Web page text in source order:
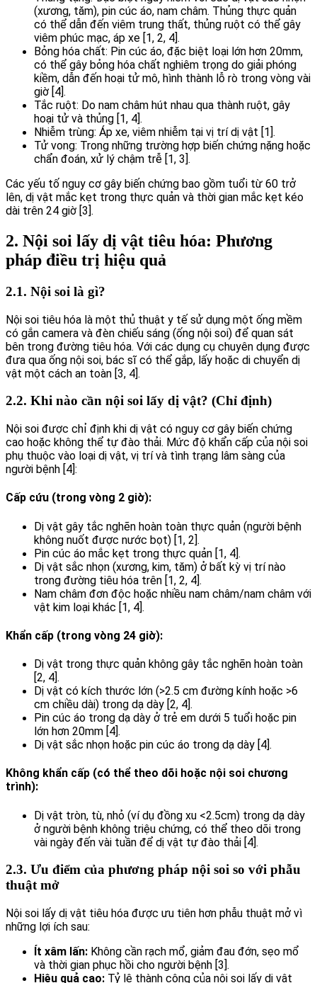
(xương, tăm), pin cúc áo, nam châm. Thủng thực quản
có thể dẫn đến viêm trung thất, thủng ruột có thể gây
viêm phúc mạc, áp xe [1, 2, 4].
Bỏng hóa chất: Pin cúc áo, đặc biệt loại lớn hơn 20mm,
có thể gây bỏng hóa chất nghiêm trọng do giải phóng
kiềm, dẫn đến hoại tử mô, hình thành lỗ rò trong vòng vài
giờ [4].
Tắc ruột: Do nam châm hút nhau qua thành ruột, gây
hoại tử và thủng [1, 4].
Nhiễm trùng: Áp xe, viêm nhiễm tại vị trí dị vật [1].
Tử vong: Trong những trường hợp biến chứng nặng hoặc
chẩn đoán, xử lý chậm trễ [1, 3].
Các yếu tố nguy cơ gây biến chứng bao gồm tuổi từ 60 trở
lên, dị vật mắc kẹt trong thực quản và thời gian mắc kẹt kéo
dài trên 24 giờ [3].
2. Nội soi lấy dị vật tiêu hóa: Phương
pháp điều trị hiệu quả
2.1. Nội soi là gì?
Nội soi tiêu hóa là một thủ thuật y tế sử dụng một ống mềm
có gắn camera và đèn chiếu sáng (ống nội soi) để quan sát
bên trong đường tiêu hóa. Với các dụng cụ chuyên dụng được
đưa qua ống nội soi, bác sĩ có thể gắp, lấy hoặc di chuyển dị
vật một cách an toàn [3, 4].
2.2. Khi nào cần nội soi lấy dị vật? (Chỉ định)
Nội soi được chỉ định khi dị vật có nguy cơ gây biến chứng
cao hoặc không thể tự đào thải. Mức độ khẩn cấp của nội soi
phụ thuộc vào loại dị vật, vị trí và tình trạng lâm sàng của
người bệnh [4]:
Cấp cứu (trong vòng 2 giờ):
Dị vật gây tắc nghẽn hoàn toàn thực quản (người bệnh
không nuốt được nước bọt) [1, 2].
Pin cúc áo mắc kẹt trong thực quản [1, 4].
Dị vật sắc nhọn (xương, kim, tăm) ở bất kỳ vị trí nào
trong đường tiêu hóa trên [1, 2, 4].
Nam châm đơn độc hoặc nhiều nam châm/nam châm với
vật kim loại khác [1, 4].
Khẩn cấp (trong vòng 24 giờ):
Dị vật trong thực quản không gây tắc nghẽn hoàn toàn
[2, 4].
Dị vật có kích thước lớn (>2.5 cm đường kính hoặc >6
cm chiều dài) trong dạ dày [2, 4].
Pin cúc áo trong dạ dày ở trẻ em dưới 5 tuổi hoặc pin
lớn hơn 20mm [4].
Dị vật sắc nhọn hoặc pin cúc áo trong dạ dày [4].
Không khẩn cấp (có thể theo dõi hoặc nội soi chương
trình):
Dị vật tròn, tù, nhỏ (ví dụ đồng xu <2.5cm) trong dạ dày
ở người bệnh không triệu chứng, có thể theo dõi trong
vài ngày đến vài tuần để dị vật tự đào thải [4].
2.3. Ưu điểm của phương pháp nội soi so với phẫu
thuật mở
Nội soi lấy dị vật tiêu hóa được ưu tiên hơn phẫu thuật mở vì
những lợi ích sau:
Ít xâm lấn: Không cần rạch mổ, giảm đau đớn, sẹo mổ
và thời gian phục hồi cho người bệnh [3].
Hiệu quả cao: Tỷ lệ thành công của nội soi lấy dị vật